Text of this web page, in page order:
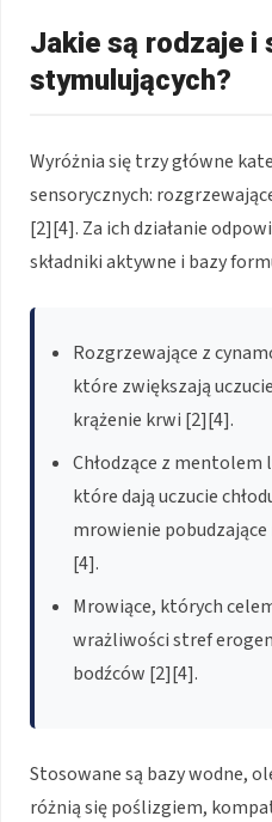
Jakie są rodzaje i
stymulujących?
Wyróżnia się trzy główne
sensorycznych:
[2][4]. Za ich działanie
składniki aktywne i bazy
Rozgrzewające z
które zwiększają
krążenie krwi [2][4].
Chłodzące z
które dają uczucie
mrowienie
[4].
Mrowiące, których
wrażliwości stref
bodźców [2][4].
Stosowane są bazy wodne,
różnią się poślizgiem,